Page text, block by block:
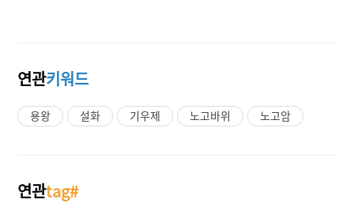
연관키워드
용왕 설화 기우제 노고바위 노고암
연관tag#